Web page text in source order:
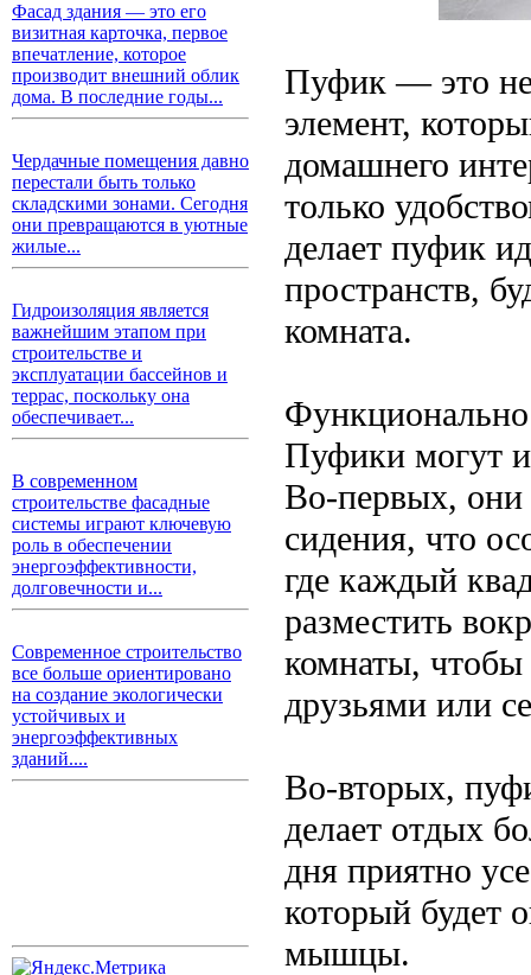
Фасад здания — это его
визитная карточка, первое
впечатление, которое
производит внешний облик
дома. В последние годы...
Чердачные помещения давно
перестали быть только
складскими зонами. Сегодня
они превращаются в уютные
жилые...
Гидроизоляция является
важнейшим этапом при
строительстве и
эксплуатации бассейнов и
террас, поскольку она
обеспечивает...
В современном
строительстве фасадные
системы играют ключевую
роль в обеспечении
энергоэффективности,
долговечности и...
Современное строительство
все больше ориентировано
на создание экологически
устойчивых и
энергоэффективных
зданий....
Пуфик — это не
элемент,
домашнего
только
делает пуфик
пространств,
комната.
Пуфики могут
Во-первых, они
сидения, что
где каждый
разместить
комнаты,
друзьями или
Во-вторых,
делает отдых
дня приятно
который будет
мышцы.